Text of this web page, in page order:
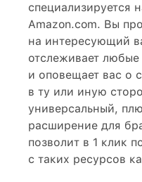
специализируется
Amazon.com. Вы
на интересующий
отслеживает
и оповещает вас о
в ту или иную
универсальный,
расширение для
позволит в 1 клик
с таких ресурсов